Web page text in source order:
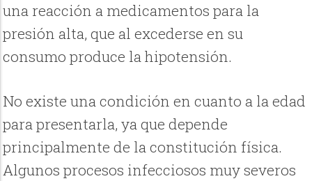
una reacción a medicamentos para la
presión alta, que al excederse en su
consumo produce la hipotensión.
No existe una condición en cuanto a la edad
para presentarla, ya que depende
principalmente de la constitución física.
Algunos procesos infecciosos muy severos